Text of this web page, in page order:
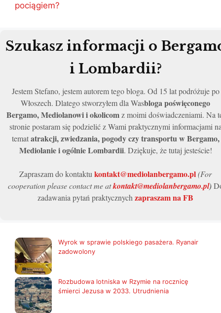
pociągiem?
Szukasz informacji o
i Lombardii?
Jestem Stefano, jestem autorem tego bloga. Od 15 lat podróżuje po
Włoszech. Dlatego stworzyłem dla Wasbloga poświęconego
Bergamo, Mediolanowi i okolicomz moimi doświadczeniami. Na
stronie postaram się podzielić z Wami praktycznymi informacjami
tematatrakcji, zwiedzania, pogody czy transportu w Bergamo,
Mediolanie i ogólnie Lombardii. Dziękuje, że tutaj jesteście!
Zapraszam do kontaktu kontakt@mediolanbergamo.pl(For
cooperation please contact me atkontakt@mediolanbergamo.pl)
zadawania pytań praktycznych zapraszam na FB
Wyrok w sprawie polskiego pasażera. Ryanair
zadowolony
Rozbudowa lotniska w Rzymie na rocznicę
śmierci Jezusa w 2033. Utrudnienia